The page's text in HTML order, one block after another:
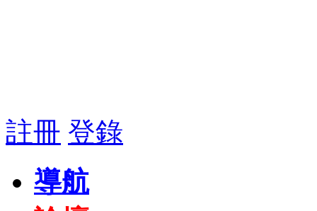
註冊 登錄
導航